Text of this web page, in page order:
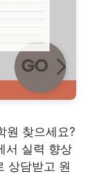
원 찾으세요?
서 실력 향상
상담받고 원